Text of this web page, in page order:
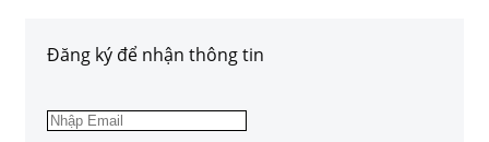
Đăng ký để nhận thông tin